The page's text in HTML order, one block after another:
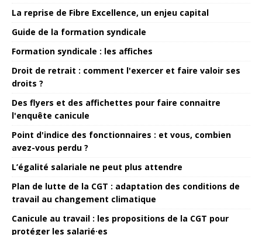
La reprise de Fibre Excellence, un enjeu capital
Guide de la formation syndicale
Formation syndicale : les affiches
Droit de retrait : comment l'exercer et faire valoir ses
droits ?
Des flyers et des affichettes pour faire connaitre
l'enquête canicule
Point d'indice des fonctionnaires : et vous, combien
avez-vous perdu ?
L’égalité salariale ne peut plus attendre
Plan de lutte de la CGT : adaptation des conditions de
travail au changement climatique
Canicule au travail : les propositions de la CGT pour
protéger les salarié·es